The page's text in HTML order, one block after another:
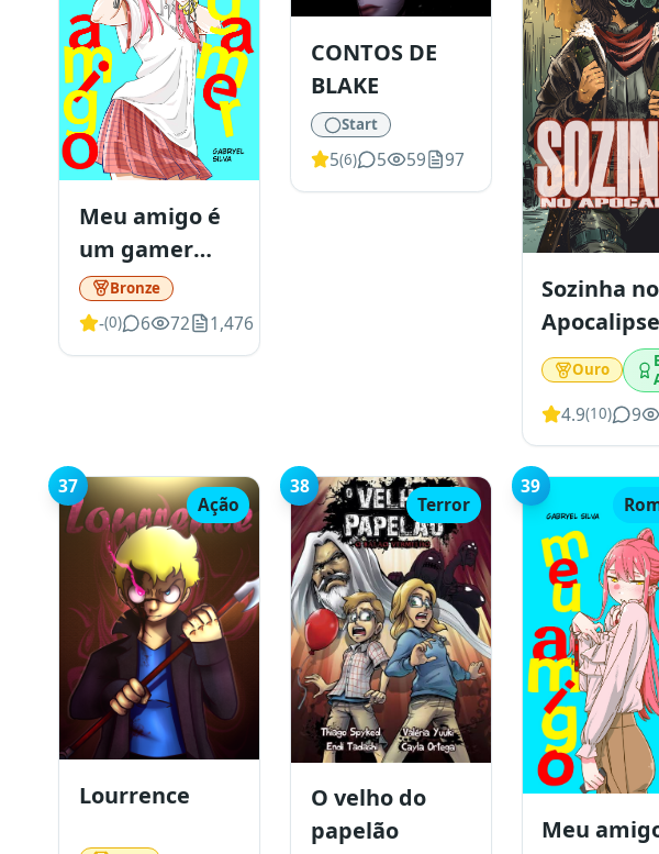
Meu amigo é
um gamer
(oneshot)
Bronze
-(0) 6 72 1,476
CONTOS DE
BLAKE
Start
5(6) 5 59 97
Sozinha no
Apocalipse
Ouro
4.9(10) 9
37
Ação
Lourrence
38
Terror
O velho do
papelão
39
Meu